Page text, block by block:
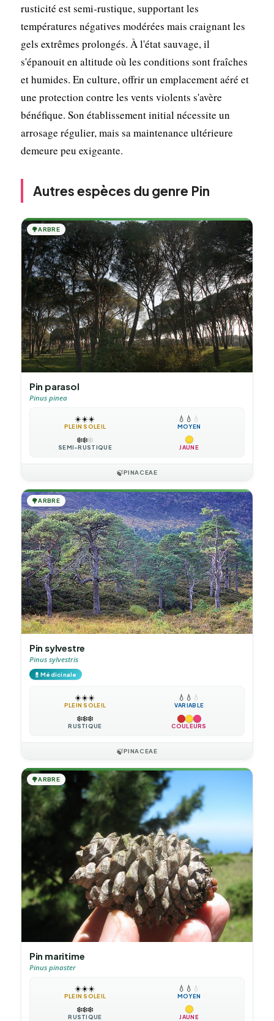
rusticité est semi-rustique, supportant les
températures négatives modérées mais craignant les
gels extrêmes prolongés. À l'état sauvage, il
s'épanouit en altitude où les conditions sont fraîches
et humides. En culture, offrir un emplacement aéré et
une protection contre les vents violents s'avère
bénéfique. Son établissement initial nécessite un
arrosage régulier, mais sa maintenance ultérieure
demeure peu exigeante.
Autres espèces du genre Pin
🌳ARBRE
Pin parasol
Pinus pinea
☀️☀️☀️
PLEIN SOLEIL
💧 💧 💧
MOYEN
❄️❄️❄️
SEMI-RUSTIQUE JAUNE
🍃PINACEAE
🌳ARBRE
Pin sylvestre
Pinus sylvestris
💊Médicinale
☀️☀️☀️
PLEIN SOLEIL
💧 💧 💧
VARIABLE
❄️❄️❄️
RUSTIQUE COULEURS
🍃PINACEAE
🌳ARBRE
Pin maritime
Pinus pinaster
☀️☀️☀️
PLEIN SOLEIL
💧 💧 💧
MOYEN
❄️❄️❄️
RUSTIQUE JAUNE